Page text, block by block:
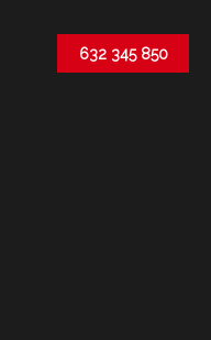
632 345 850